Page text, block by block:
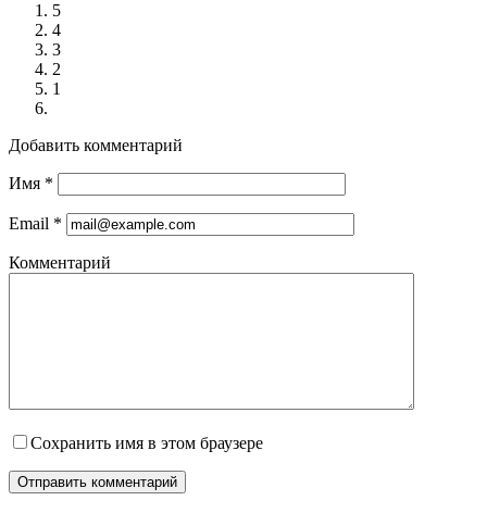
5
4
3
2
1
Добавить комментарий
Имя *
Email *
Комментарий
Сохранить имя в этом браузере